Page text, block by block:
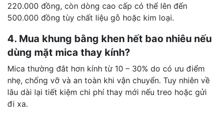
220.000 đồng, còn dòng cao cấp có thể lên đến
500.000 đồng tùy chất liệu gỗ hoặc kim loại.
4. Mua khung bằng khen hết bao nhiêu nếu
dùng mặt mica thay kính?
Mica thường đắt hơn kính từ 10 – 30% do có ưu điểm
nhẹ, chống vỡ và an toàn khi vận chuyển. Tuy nhiên về
lâu dài lại tiết kiệm chi phí thay mới nếu treo hoặc gửi
đi xa.